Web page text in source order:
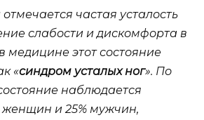
частая усталость
слабости и дискомфорта в
медицине этот состояние
«синдром усталых ног». По
наблюдается
женщин и25% мужчин,